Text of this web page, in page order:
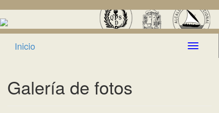
Toggle
Inicio
Galería de fotos